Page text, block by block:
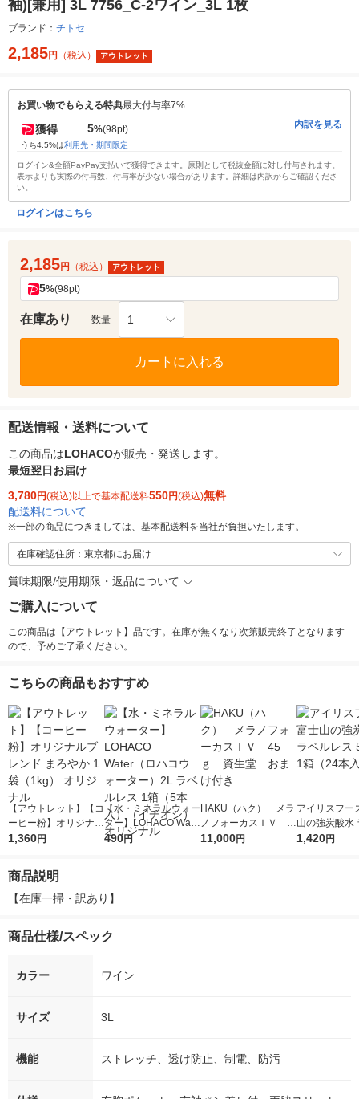
袖)[兼用] 3L 7756_C-2ワイン_3L 1枚
ブランド： チトセ
2,185円 （税込） アウトレット
お買い物でもらえる特典最大付与率7%
獲得 5%(98pt)
うち4.5%は利用先・期間限定
内訳を見る
ログイン&全額PayPay支払いで獲得できます。原則として税抜金額に対し付与されます。
表示よりも実際の付与数、付与率が少ない場合があります。詳細は内訳からご確認くださ
い。
ログインはこちら
2,185円 （税込） アウトレット
5%(98pt)
在庫あり 数量 1
カートに入れる
配送情報・送料について
この商品はLOHACOが販売・発送します。
最短翌日お届け
3,780円(税込)以上で基本配送料550円(税込)無料
配送料について
※一部の商品につきましては、基本配送料を当社が負担いたします。
在庫確認住所：東京都にお届け
賞味期限/使用期限・返品について
ご購入について
この商品は【アウトレット】品です。在庫が無くなり次第販売終了となります
ので、予めご了承ください。
こちらの商品もおすすめ
【アウトレット】【コ
ーヒー粉】オリジナル
ブレンド まろやか 1
1,360円
【水・ミネラルウォー
ター】LOHACO Wate
r（ロハコウォータ
490円
HAKU（ハク） メラ
ノフォーカスＩＶ 4
5ｇ 資生堂 おまけ
11,000円
アイリスフー
山の強炭酸水
レス 500ml 1
1,420円
商品説明
【在庫一掃・訳あり】
商品仕様/スペック
カラー ワイン
サイズ 3L
機能 ストレッチ、透け防止、制電、防汚